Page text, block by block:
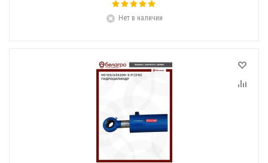
Нет в наличии